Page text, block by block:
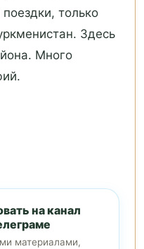
только
Здесь
Много
на канал
материалами,